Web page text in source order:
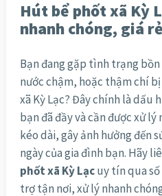
Hút bể phốt xã Kỳ
nhanh chóng, giá
Bạn đang gặp tình trạng
nước chậm, hoặc thậm chí
xã Kỳ Lạc? Đây chính là dấu
bạn đã đầy và cần được xử lý
kéo dài, gây ảnh hưởng đến
ngày của gia đình bạn. Hãy
phốt xã Kỳ Lạcuy tín qua số
trợ tận nơi, xử lý nhanh